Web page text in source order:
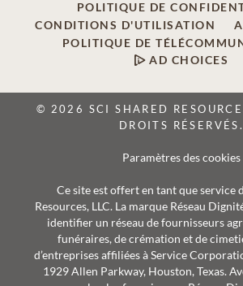
POLITIQUE DE
CONDITIONS D'UTILISATION
POLITIQUE DE
AD CHOICES
© 2026 SCI SHARED
DROITS RÉSERVÉS.
Paramètres des cookies
Ce site est offert en tant que service
Resources, LLC. La marque Réseau
identifier un réseau de fournisseurs
funéraires, de crémation et de
d’entreprises affiliées à Service
1929 Allen Parkway, Houston, Texas.